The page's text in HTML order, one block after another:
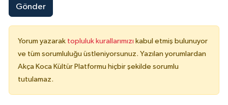
Gönder
Yorum yazarak topluluk kurallarımızı kabul etmiş bulunuyor
ve tüm sorumluluğu üstleniyorsunuz. Yazılan yorumlardan
Akça Koca Kültür Platformu hiçbir şekilde sorumlu
tutulamaz.